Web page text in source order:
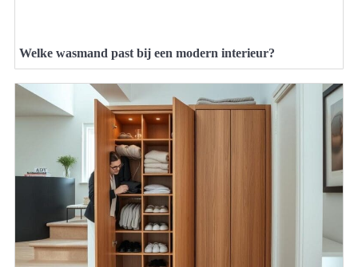
Welke wasmand past bij een modern interieur?